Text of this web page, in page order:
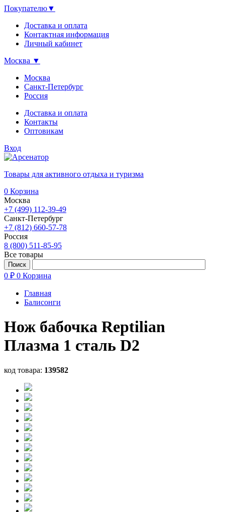
Покупателю▼
Доставка и оплата
Контактная информация
Личный кабинет
Москва ▼
Москва
Санкт-Петербург
Россия
Доставка и оплата
Контакты
Оптовикам
Вход
Товары для активного отдыха и туризма
0 Корзина
Москва
+7 (499) 112-39-49
Санкт-Петербург
+7 (812) 660-57-78
Россия
8 (800) 511-85-95
Все товары
0 ₽ 0 Корзина
Главная
Балисонги
Нож бабочка Reptilian
Плазма 1 сталь D2
код товара: 139582